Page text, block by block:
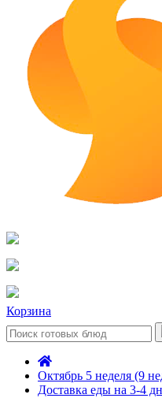
Корзина
Октябрь 5 неделя (9
Доставка еды на 3-4